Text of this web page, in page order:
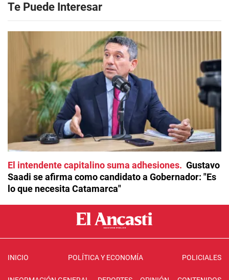
Te Puede Interesar
El intendente capitalino suma adhesiones
Gustavo
Saadi se afirma como candidato a Gobernador: "Es
lo que necesita Catamarca"
INICIO POLÍTICA Y ECONOMÍA POLICIALES